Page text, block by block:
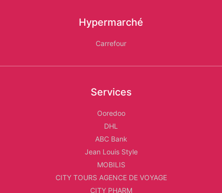
Hypermarché
Carrefour
Services
Ooredoo
DHL
ABC Bank
Jean Louis Style
MOBILIS
CITY TOURS AGENCE DE VOYAGE
CITY PHARM